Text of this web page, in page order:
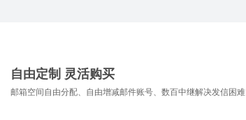
自由定制 灵活购买
邮箱空间自由分配、自由增减邮件账号、数百中继解决发信困难